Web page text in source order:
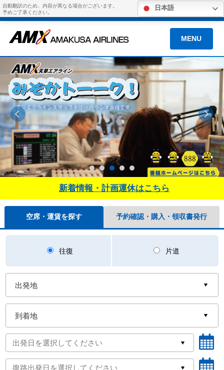
自動翻訳のため、内容が異なる場合がございます。
予めご了承ください。
日本語
MENU
新着情報・計画運休はこちら
空席・運賃を探す 予約確認・購入・領収書発行
往復 片道